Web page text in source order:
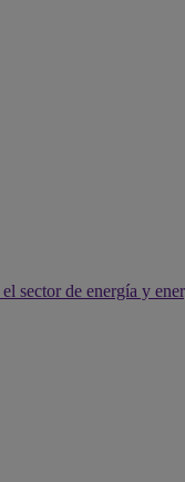
el sector de energía y